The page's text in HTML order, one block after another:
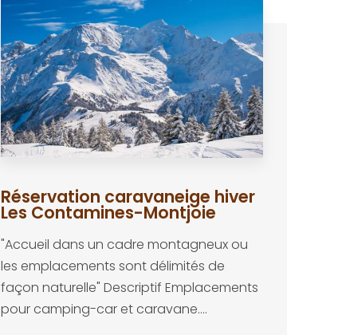
Réservation caravaneige hiver
Les Contamines-Montjoie
"Accueil dans un cadre montagneux ou
les emplacements sont délimités de
façon naturelle" Descriptif Emplacements
pour camping-car et caravane....